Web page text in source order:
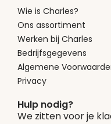
Wie is Charles?
Ons assortiment
Werken bij Charles
Bedrijfsgegevens
Algemene
Privacy
Hulp nodig?
We zitten voor je